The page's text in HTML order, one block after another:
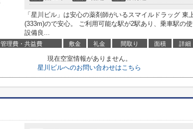
「星川ビル」は安心の薬剤師がいるスマイルドラッグ 東
(333m)ので安心。 ご利用可能な駅が2駅あり、乗車駅の使
設備良...
管理費・共益費 敷金 礼金 間取り 面積 詳細
現在空室情報がありません。
星川ビルへのお問い合わせはこちら